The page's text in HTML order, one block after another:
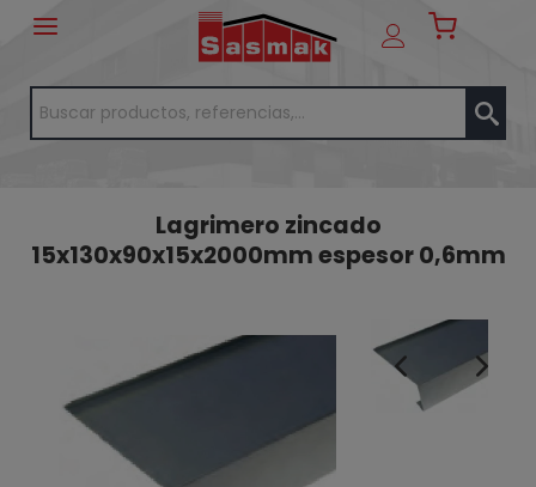
Lagrimero zincado
15x130x90x15x2000mm espesor 0,6mm